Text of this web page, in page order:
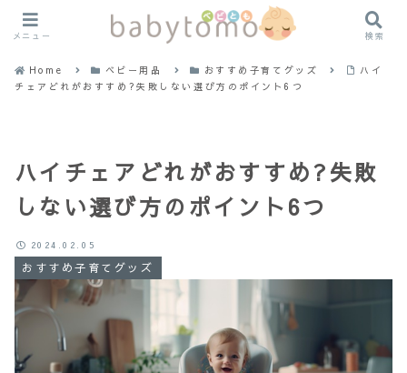
Home ベビー用品 おすすめ子育てグッズ
ハイ
チェアどれがおすすめ?失敗しない選び方のポイント6つ
ハイチェアどれがおすすめ?失敗
しない選び方のポイント6つ
おすすめ子育てグッズ
2024.02.05
メニュー 検索